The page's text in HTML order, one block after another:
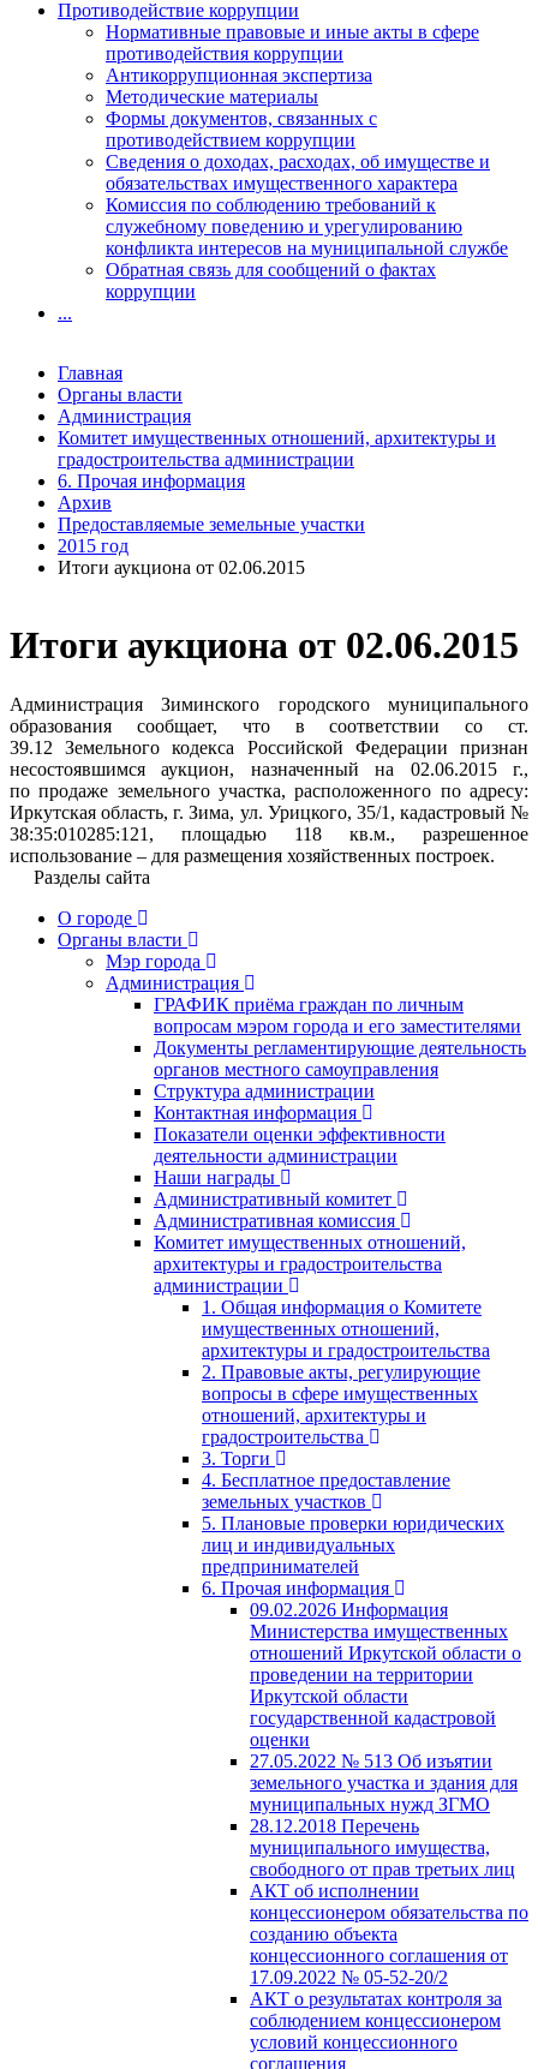
Итоги аукциона от 02.06.2015
Администрация Зиминского городского муниципального
образования сообщает, что в соответствии со ст.
39.12 Земельного кодекса Российской Федерации признан
несостоявшимся аукцион, назначенный на 02.06.2015 г.,
по продаже земельного участка, расположенного по адресу:
Иркутская область, г. Зима, ул. Урицкого, 35/1, кадастровый №
38:35:010285:121, площадью 118 кв.м., разрешенное
использование – для размещения хозяйственных построек.
Разделы сайта
О городе
Органы власти
Мэр города
Администрация
ГРАФИК приёма граждан по личным
вопросам мэром города и его заместителями
Документы регламентирующие деятельность
органов местного самоуправления
Структура администрации
Контактная информация
Показатели оценки эффективности
деятельности администрации
Наши награды
Административный комитет
Административная комиссия
Комитет имущественных отношений,
архитектуры и градостроительства
администрации
1. Общая информация о Комитете
имущественных отношений,
архитектуры и градостроительства
2. Правовые акты, регулирующие
вопросы в сфере имущественных
отношений, архитектуры и
градостроительства
3. Торги
4. Бесплатное предоставление
земельных участков
5. Плановые проверки юридических
лиц и индивидуальных
предпринимателей
6. Прочая информация
09.02.2026 Информация
Министерства имущественных
отношений Иркутской области о
проведении на территории
Иркутской области
государственной кадастровой
оценки
27.05.2022 № 513 Об изъятии
земельного участка и здания для
муниципальных нужд ЗГМО
28.12.2018 Перечень
муниципального имущества,
свободного от прав третьих лиц
АКТ об исполнении
концессионером обязательства по
созданию объекта
концессионного соглашения от
17.09.2022 № 05-52-20/2
АКТ о результатах контроля за
соблюдением концессионером
условий концессионного
соглашения
Противодействие коррупции
Нормативные правовые и иные акты в сфере
противодействия коррупции
Антикоррупционная экспертиза
Методические материалы
Формы документов, связанных с
противодействием коррупции
Сведения о доходах, расходах, об имуществе и
обязательствах имущественного характера
Комиссия по соблюдению требований к
служебному поведению и урегулированию
конфликта интересов на муниципальной службе
Обратная связь для сообщений о фактах
коррупции
...
Главная
Органы власти
Администрация
Комитет имущественных отношений, архитектуры и
градостроительства администрации
6. Прочая информация
Архив
Предоставляемые земельные участки
2015 год
Итоги аукциона от 02.06.2015